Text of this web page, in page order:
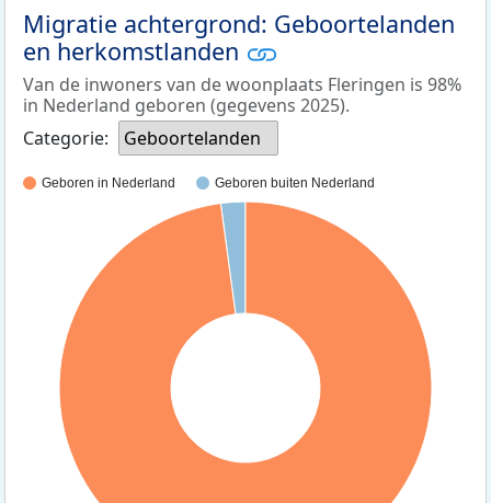
Migratie achtergrond: Geboortelanden
en herkomstlanden
Van de inwoners van de woonplaats Fleringen is 98%
in Nederland geboren (gegevens 2025).
Categorie:
Geboortelanden
Geboren in Nederland Geboren buiten Nederland